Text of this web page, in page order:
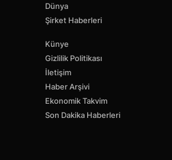
Dünya
Şirket Haberleri
Künye
Gizlilik Politikası
İletişim
Haber Arşivi
Ekonomik Takvim
Son Dakika Haberleri